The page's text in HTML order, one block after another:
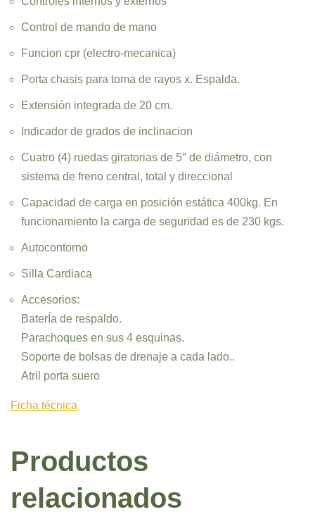
Control de mando de mano
Funcion cpr (electro-mecanica)
Porta chasis para toma de rayos x. Espalda.
Extensión integrada de 20 cm.
Indicador de grados de inclinacion
Cuatro (4) ruedas giratorias de 5″ de diámetro, con
sistema de freno central, total y direccional
Capacidad de carga en posición estática 400kg. En
funcionamiento la carga de seguridad es de 230 kgs.
Autocontorno
Silla Cardiaca
Accesorios:
BaterÍa de respaldo.
Parachoques en sus 4 esquinas.
Soporte de bolsas de drenaje a cada lado..
Atril porta suero
Ficha técnica
Productos
relacionados